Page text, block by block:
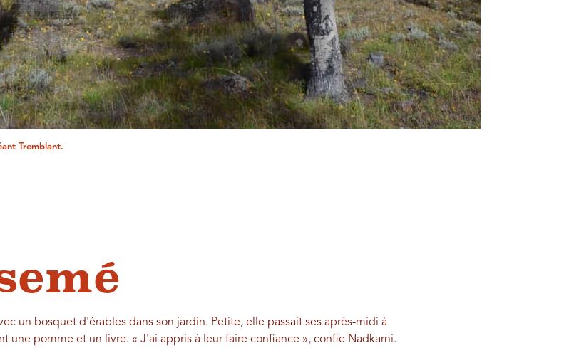
Tremblant.
un bosquet d'érables dans son jardin. Petite, elle passait ses après-midi à
une pomme et un livre. « J'ai appris à leur faire confiance », confie Nadkarni.